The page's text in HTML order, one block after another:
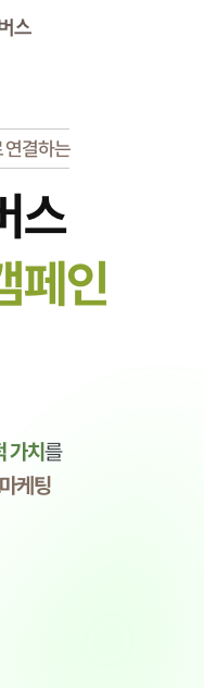
연결하는
스
페인
가치를
케팅